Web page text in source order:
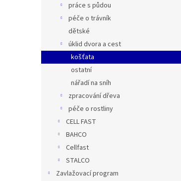
l
práce s půdou
péče o trávník
dětské
úklid dvora a cest
košťata
ostatní
nářadí na sníh
zpracování dřeva
péče o rostliny
CELL FAST
BAHCO
Cellfast
STALCO
Zavlažovací program